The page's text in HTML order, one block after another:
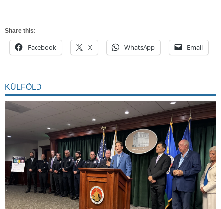
Share this:
Facebook X WhatsApp Email
KÜLFÖLD